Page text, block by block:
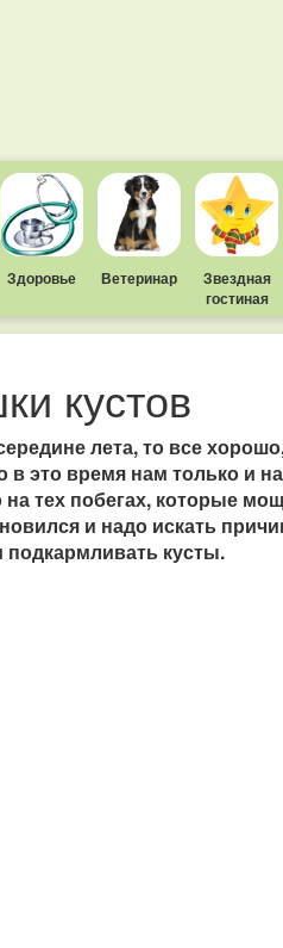
Здоровье Ветеринар
Звездная
гостиная
кустов
лета, то все
в это время нам только и
тех побегах, которые
и надо искать
кусты.